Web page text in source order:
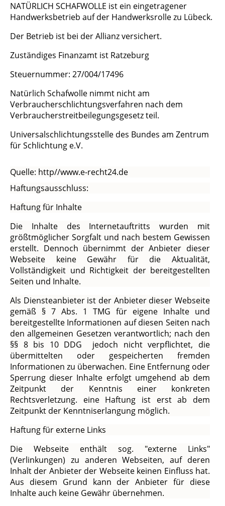
NATÜRLICH SCHAFWOLLE ist ein eingetragener
Handwerksbetrieb auf der Handwerksrolle zu Lübeck.
Der Betrieb ist bei der Allianz versichert.
Zuständiges Finanzamt ist Ratzeburg
Steuernummer: 27/004/17496
Natürlich Schafwolle nimmt nicht am
Verbraucherschlichtungsverfahren nach dem
Verbraucherstreitbeilegungsgesetz teil.
Universalschlichtungsstelle des Bundes am Zentrum
für Schlichtung e.V.
Quelle: http//www.e-recht24.de
Haftungsausschluss:
Haftung für Inhalte
Die Inhalte des Internetauftritts wurden mit
größtmöglicher Sorgfalt und nach bestem Gewissen
erstellt. Dennoch übernimmt der Anbieter dieser
Webseite keine Gewähr für die Aktualität,
Vollständigkeit und Richtigkeit der bereitgestellten
Seiten und Inhalte.
Als Diensteanbieter ist der Anbieter dieser Webseite
gemäß § 7 Abs. 1 TMG für eigene Inhalte und
bereitgestellte Informationen auf diesen Seiten nach
den allgemeinen Gesetzen verantwortlich; nach den
§§ 8 bis 10 DDG jedoch nicht verpflichtet, die
übermittelten oder gespeicherten fremden
Informationen zu überwachen. Eine Entfernung oder
Sperrung dieser Inhalte erfolgt umgehend ab dem
Zeitpunkt der Kenntnis einer konkreten
Rechtsverletzung. eine Haftung ist erst ab dem
Zeitpunkt der Kenntniserlangung möglich.
Haftung für externe Links
Die Webseite enthält sog. "externe Links"
(Verlinkungen) zu anderen Webseiten, auf deren
Inhalt der Anbieter der Webseite keinen Einfluss hat.
Aus diesem Grund kann der Anbieter für diese
Inhalte auch keine Gewähr übernehmen.